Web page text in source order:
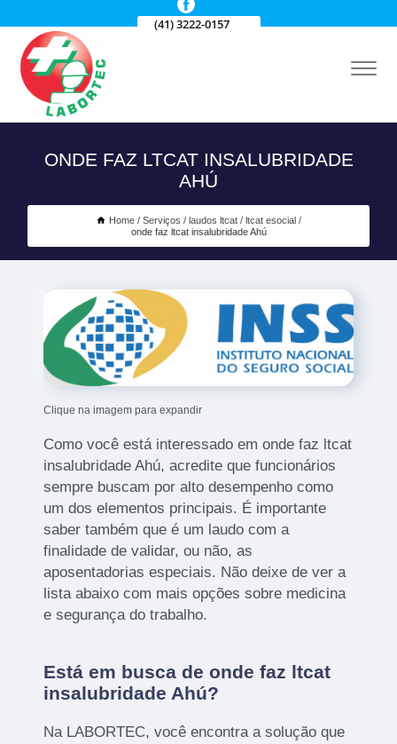
(41) 3222-0157
ONDE FAZ LTCAT INSALUBRIDADE
AHÚ
Home Serviços laudos ltcat
ltcat esocial
onde faz ltcat insalubridade Ahú
Clique na imagem para expandir
Como você está interessado em onde faz ltcat
insalubridade Ahú, acredite que funcionários
sempre buscam por alto desempenho como
um dos elementos principais. É importante
saber também que é um laudo com a
finalidade de validar, ou não, as
aposentadorias especiais. Não deixe de ver a
lista abaixo com mais opções sobre medicina
e segurança do trabalho.
Está em busca de onde faz ltcat
insalubridade Ahú?
Na LABORTEC, você encontra a solução que